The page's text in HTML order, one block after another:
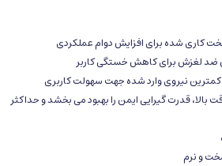
کاری شده برای افزایش دوام عملکردی
ضد لغزش برای کاهش خستگی کاربر
کمترین نیروی وارد شده جهت سهولت کاربری
قدرت گیرایی ایمن را بهبود می بخشد و حداکثر
و نرم